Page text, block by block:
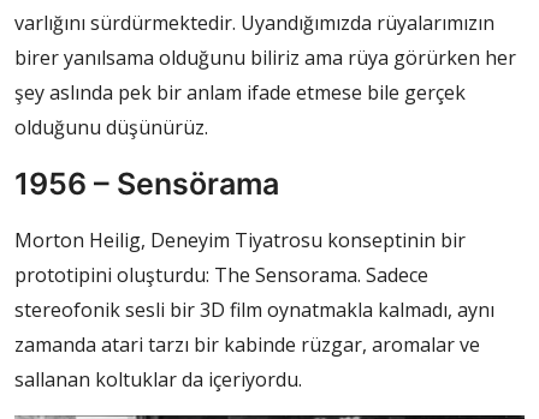
varlığını sürdürmektedir. Uyandığımızda rüyalarımızın
birer yanılsama olduğunu biliriz ama rüya görürken her
şey aslında pek bir anlam ifade etmese bile gerçek
olduğunu düşünürüz.
1956 – Sensörama
Morton Heilig, Deneyim Tiyatrosu konseptinin bir
prototipini oluşturdu: The Sensorama. Sadece
stereofonik sesli bir 3D film oynatmakla kalmadı, aynı
zamanda atari tarzı bir kabinde rüzgar, aromalar ve
sallanan koltuklar da içeriyordu.